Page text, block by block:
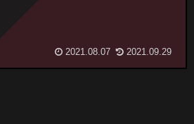
2021.08.07 2021.09.29